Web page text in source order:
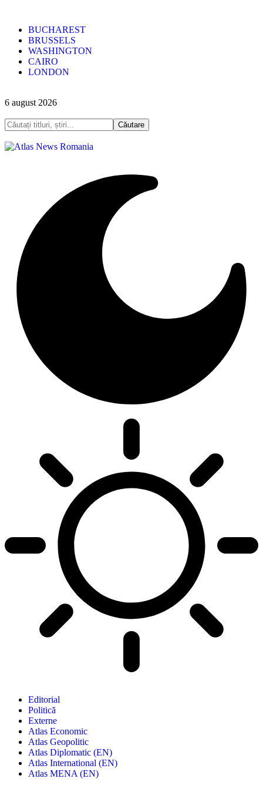
BUCHAREST
BRUSSELS
WASHINGTON
CAIRO
LONDON
6 august 2026
Editorial
Politică
Externe
Atlas Economic
Atlas Geopolitic
Atlas Diplomatic (EN)
Atlas International (EN)
Atlas MENA (EN)